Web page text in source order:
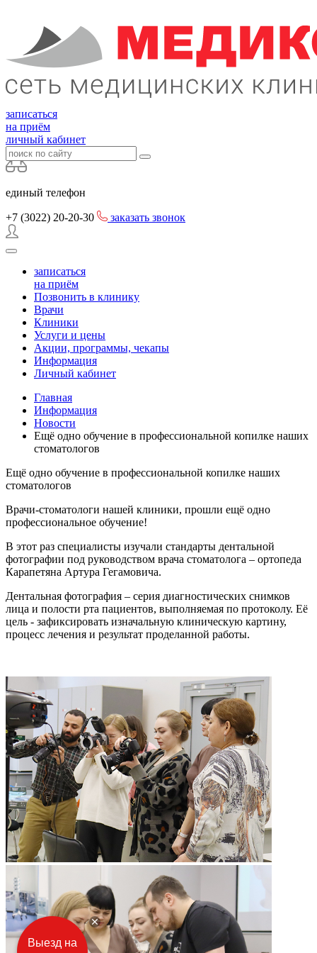
записаться
на приём
личный кабинет
единый телефон
+7 (3022) 20-20-30 заказать звонок
записаться
на приём
Позвонить в клинику
Врачи
Клиники
Услуги и цены
Акции, программы, чекапы
Информация
Личный кабинет
Главная
Информация
Новости
Ещё одно обучение в профессиональной копилке наших
стоматологов
Ещё одно обучение в профессиональной копилке наших
стоматологов
Врачи-стоматологи нашей клиники, прошли ещё одно
профессиональное обучение!
В этот раз специалисты изучали стандарты дентальной
фотографии под руководством врача стоматолога – ортопеда
Карапетяна Артура Гегамовича.
Дентальная фотография – серия диагностических снимков
лица и полости рта пациентов, выполняемая по протоколу. Её
цель - зафиксировать изначальную клиническую картину,
процесс лечения и результат проделанной работы.
Выезд на